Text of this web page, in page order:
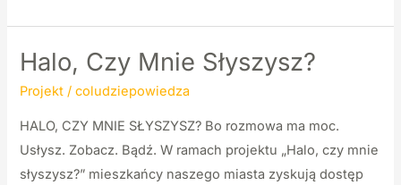
Turniej
Piłkarski
Dalej”
–
już
24
Halo, Czy Mnie Słyszysz?
Projekt /coludziepowiedza
HALO, CZY MNIE SŁYSZYSZ? Bo rozmowa ma moc.
Usłysz. Zobacz. Bądź. W ramach projektu „Halo, czy mnie
słyszysz?” mieszkańcy naszego miasta zyskują dostęp